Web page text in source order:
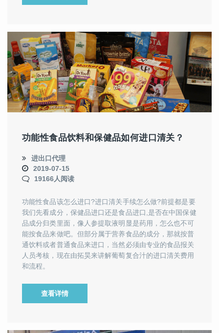
功能性食品饮料和保健品如何进口清关？
进出口代理
2019-07-15
19166人阅读
功能性食品该怎么进口?进口清关手续怎么做?前提都是要
我们先看成分，保健品进口还是食品进口,是否在中国保健
品成分归类里面，像人参提取液明显是药用，怎么也不可
能按食品来做吧。但部分属于营养食品的成分，那就按普
通饮料或者普通食品来进口，当然必须由专业的食品报关
人员考核，现在由拓昊来讲解葡萄复合汁的进口清关费用
和流程。
查看详情